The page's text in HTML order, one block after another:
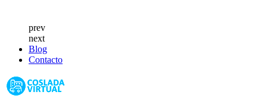
prev
next
Blog
Contacto